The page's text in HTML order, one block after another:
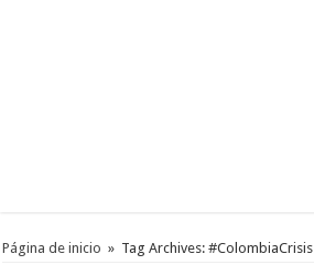
Página de inicio » Tag Archives: #ColombiaCrisis